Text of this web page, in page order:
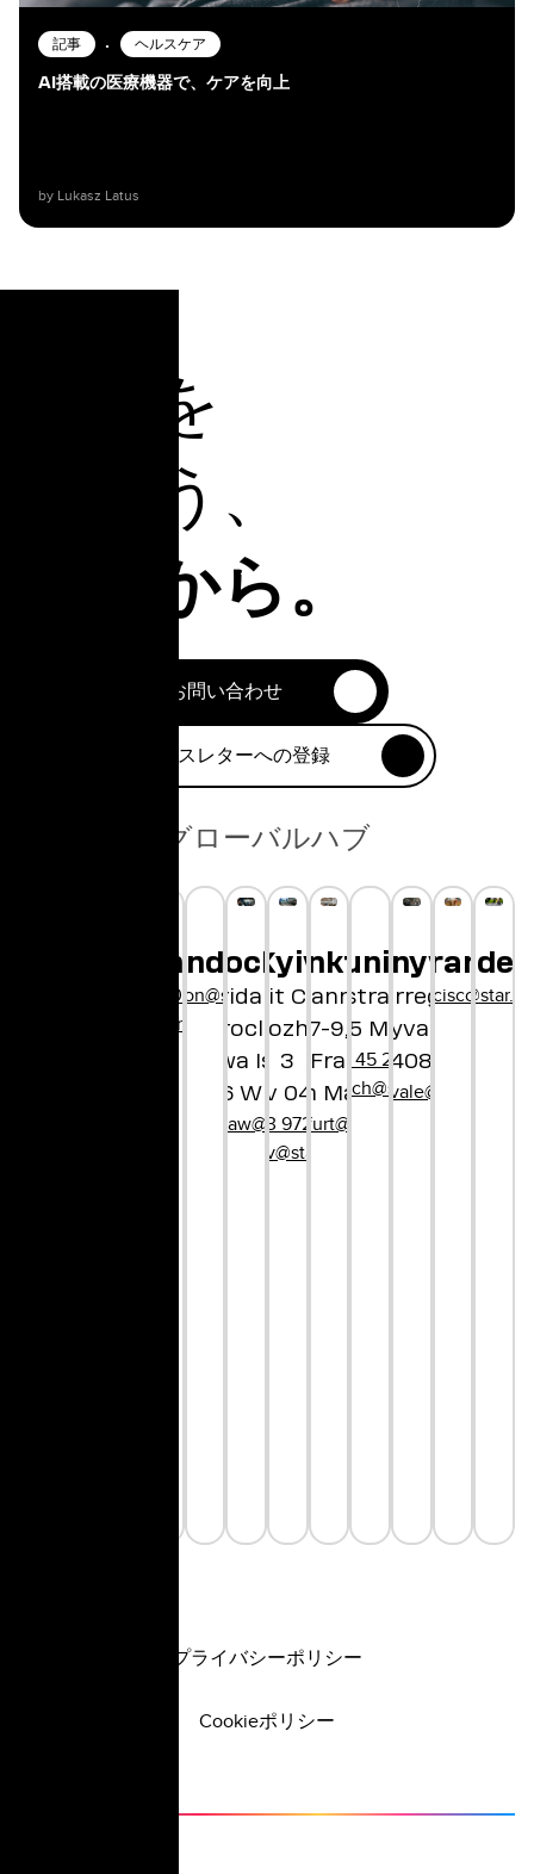
記事 • ヘルスケア
AI搭載の医療機器で、ケアを向上
by Lukasz Latus
明日を
創ろう、
今日から。
お問い合わせ
ニュースレターへの登録
グローバルハブ
Shanghai
hellochina@star.global
Copenhagen
+45 29 90 01 97
hellocopenhagen@star.global
London
hellolondon@star.global
Wroclaw
Concorida Design
Wroclaw
Słodowa Island 7
50-266 Wrocław
hellowroclaw@star.global
Kyiv
Unit City
Dorohozhytska,
3
Kyiv 04112
+380 63 972 06 60
hellokyiv@star.global
Frankfurt
Bethmannstraße
7-9,
60311 Frankfurt
am Main
hellofrankfurt@star.global
Munich
Bayerstrasse 85
80335 Munich
+49 89 45 21 61 80
hellomunich@star.global
Sunnyvale
1250 Borregas Ave
Sunnyvale, CA
94089
hellosunnyvale@star.global
San
プライバシーポリシー
Cookieポリシー